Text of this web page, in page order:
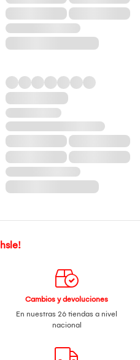
Cambios y devoluciones
En nuestras 26 tiendas a nivel
nacional